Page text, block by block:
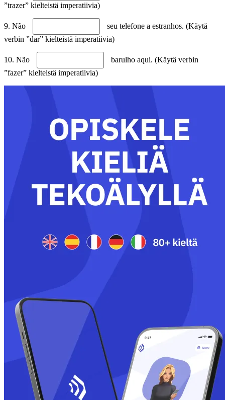
”trazer” kielteistä imperatiivia)
9. Não
seu telefone a estranhos. (Käytä
verbin ”dar” kielteistä imperatiivia)
10. Não
barulho aqui. (Käytä verbin
”fazer” kielteistä imperatiivia)